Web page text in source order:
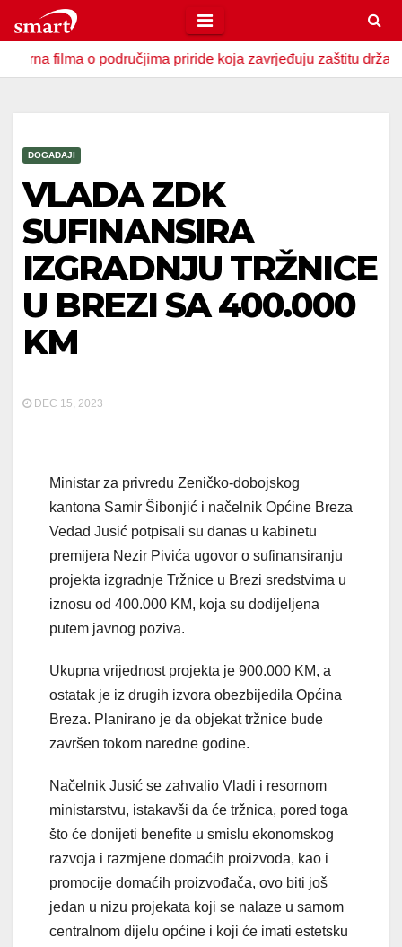
to
contento područjima priride koja zavrjeđuju zaštitu države U
DOGAĐAJI
VLADA ZDK
SUFINANSIRA
IZGRADNJU TRŽNICE
U BREZI SA 400.000
KM
DEC 15, 2023
Ministar za privredu Zeničko-dobojskog
kantona Samir Šibonjić i načelnik Općine Breza
Vedad Jusić potpisali su danas u kabinetu
premijera Nezir Pivića ugovor o sufinansiranju
projekta izgradnje Tržnice u Brezi sredstvima u
iznosu od 400.000 KM, koja su dodijeljena
putem javnog poziva.
Ukupna vrijednost projekta je 900.000 KM, a
ostatak je iz drugih izvora obezbijedila Općina
Breza. Planirano je da objekat tržnice bude
završen tokom naredne godine.
Načelnik Jusić se zahvalio Vladi i resornom
ministarstvu, istakavši da će tržnica, pored toga
što će donijeti benefite u smislu ekonomskog
razvoja i razmjene domaćih proizvoda, kao i
promocije domaćih proizvođača, ovo biti još
jedan u nizu projekata koji se nalaze u samom
centralnom dijelu općine i koji će imati estetsku